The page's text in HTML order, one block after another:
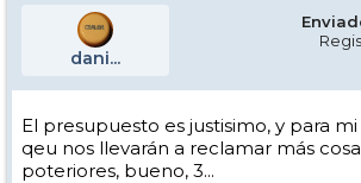
dani...
El presupuesto es justisimo, y para
qeu nos llevarán a reclamar más
poteriores, bueno, 3...